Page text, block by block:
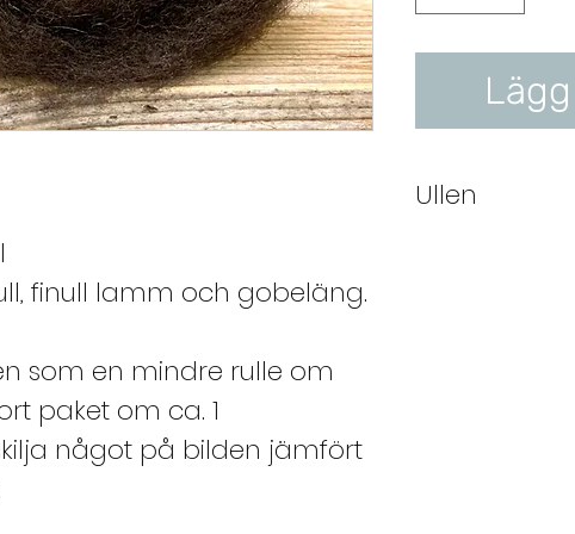
finull lamm och gobeläng.
som en mindre rulle om
paket om ca. 1
något på bilden jämfört
Ullen